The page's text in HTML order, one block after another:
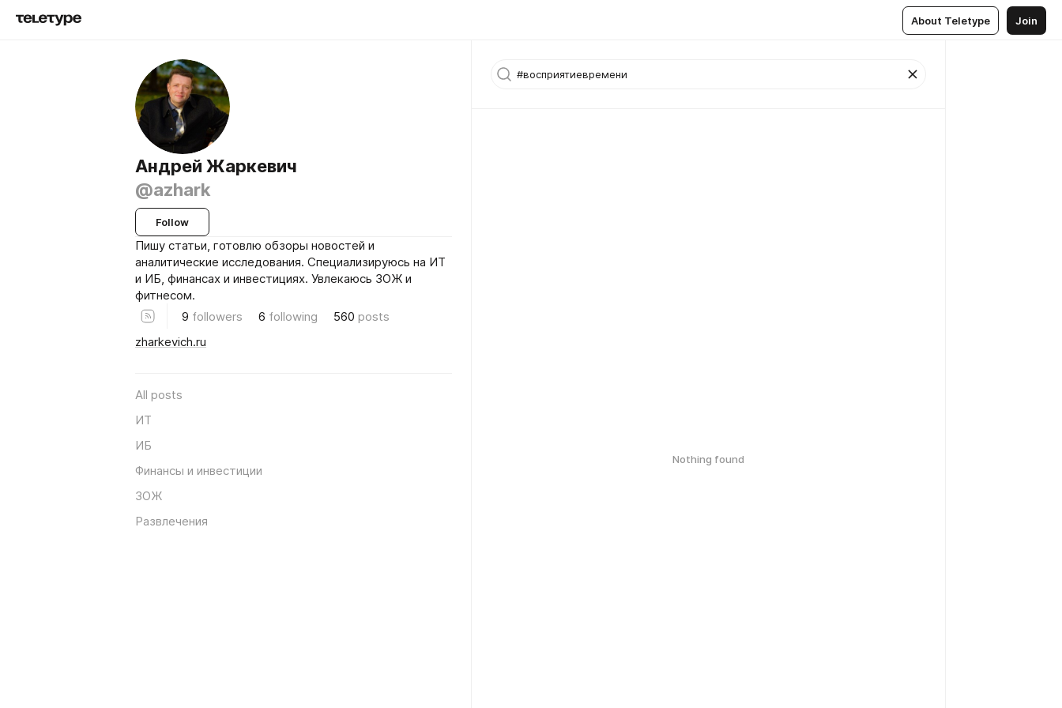
About Teletype Join
Андрей Жаркевич
@azhark
Follow
Пишу статьи, готовлю обзоры новостей и
аналитические исследования. Специализируюсь на ИТ
и ИБ, финансах и инвестициях. Увлекаюсь ЗОЖ и
фитнесом.
9 followers 6 following 560 posts
zharkevich.ru
All posts
ИТ
ИБ
Финансы и инвестиции
ЗОЖ
Развлечения
Nothing found